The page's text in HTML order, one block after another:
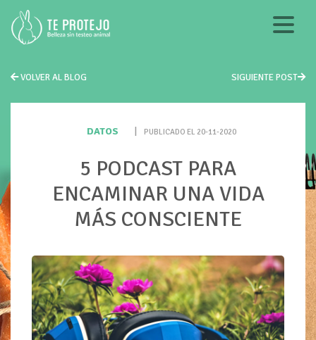
VOLVER AL BLOG SIGUIENTE POST
DATOS PUBLICADO EL 20-11-2020
5 PODCAST PARA
ENCAMINAR UNA VIDA
MÁS CONSCIENTE